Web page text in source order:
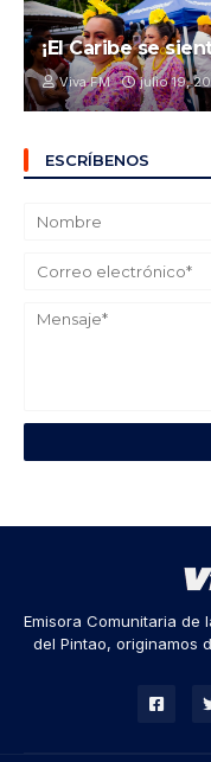
¡El Caribe se
Viva FM julio 19,
ESCRÍBENOS
Emisora Comunitaria de
del Pintao, originamos